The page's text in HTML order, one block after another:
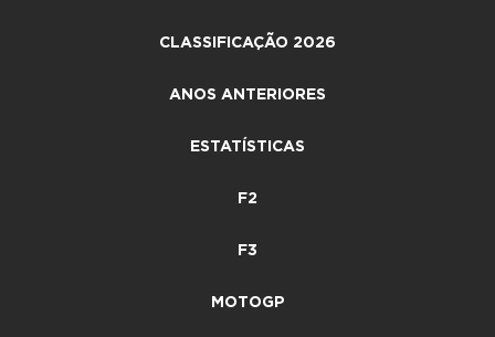
CLASSIFICAÇÃO 2026
ANOS ANTERIORES
ESTATÍSTICAS
F2
F3
MOTOGP